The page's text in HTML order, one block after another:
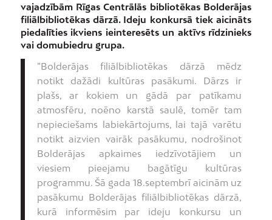
vajadzībām Rīgas Centrālās bibliotēkas Bolderājas
filiālbibliotēkas dārzā. Ideju konkursā tiek aicināts
piedalīties ikviens ieinteresēts un aktīvs rīdzinieks
vai domubiedru grupa.
“Bolderājas filiālbibliotēkas dārzā mēdz
notikt dažādi kultūras pasākumi. Dārzs ir
plašs, ar kokiem un gādā par patīkamu
atmosfēru, noēno karstā saulē, tomēr tam
nepieciešams labiekārtojums, lai tajā varētu
notikt aizvien vairāk pasākumu, nodrošinot
Bolderājas apkaimes iedzīvotājiem un
viesiem pieejamu bagātīgu kultūras
programmu. Šā gada 18.septembrī aicinām uz
pasākumu Bolderājas filiālbibliotēkas dārzā,
kurā informēsim par ideju konkursu un